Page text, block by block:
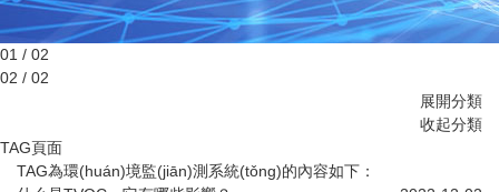
01 / 02
02 / 02
展開分類
收起分類
TAG頁面
TAG為環(huán)境監(jiān)測系統(tǒng)的內容如下：